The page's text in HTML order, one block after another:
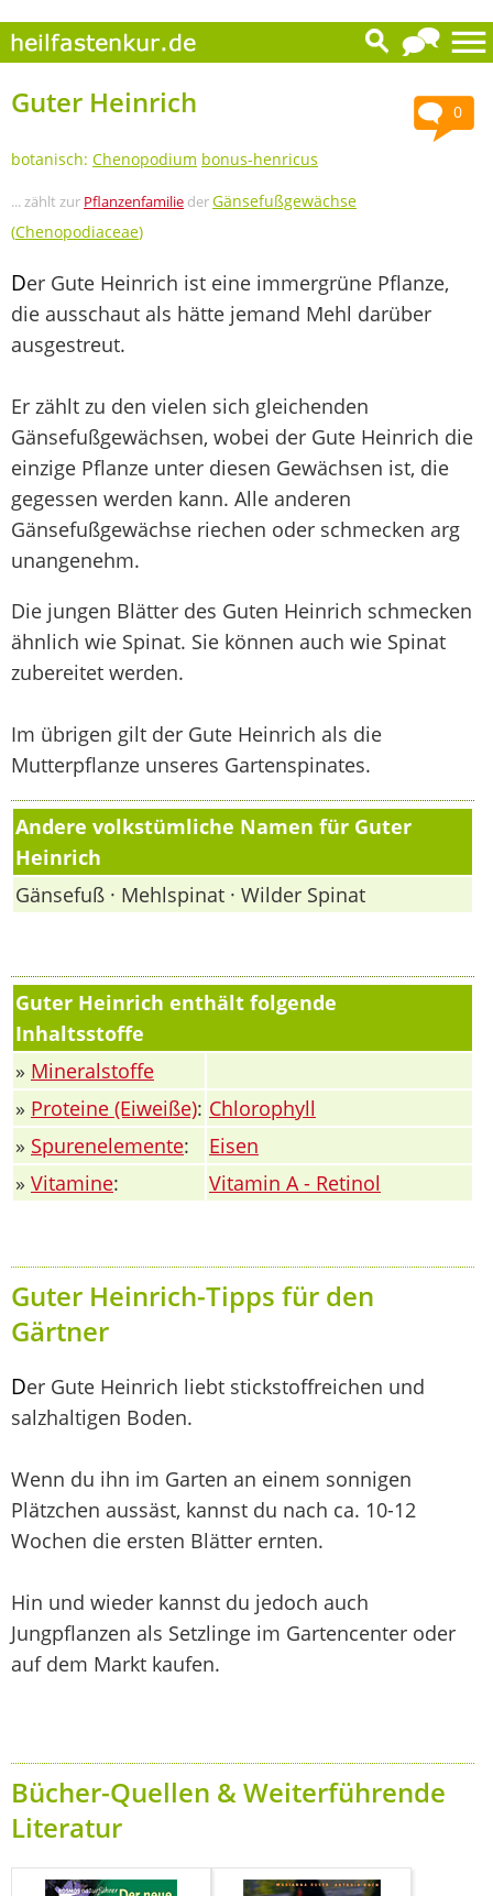
0
Guter Heinrich
botanisch: Chenopodium bonus-henricus
... zählt zur Pflanzenfamilie derGänsefußgewächse
(Chenopodiaceae)
Der Gute Heinrich ist eine immergrüne Pflanze,
die ausschaut als hätte jemand Mehl darüber
ausgestreut.
Er zählt zu den vielen sich gleichenden
Gänsefußgewächsen, wobei der Gute Heinrich die
einzige Pflanze unter diesen Gewächsen ist, die
gegessen werden kann. Alle anderen
Gänsefußgewächse riechen oder schmecken arg
unangenehm.
Die jungen Blätter des Guten Heinrich schmecken
ähnlich wie Spinat. Sie können auch wie Spinat
zubereitet werden.
Im übrigen gilt der Gute Heinrich als die
Mutterpflanze unseres Gartenspinates.
Andere volkstümliche Namen für Guter
Heinrich
Gänsefuß · Mehlspinat · Wilder Spinat
Guter Heinrich enthält folgende
Inhaltsstoffe
» Mineralstoffe
» Proteine (Eiweiße): Chlorophyll
» Spurenelemente:
Eisen
» Vitamine: Vitamin A - Retinol
Guter Heinrich-Tipps für den
Gärtner
Der Gute Heinrich liebt stickstoffreichen und
salzhaltigen Boden.
Wenn du ihn im Garten an einem sonnigen
Plätzchen aussäst, kannst du nach ca. 10-12
Wochen die ersten Blätter ernten.
Hin und wieder kannst du jedoch auch
Jungpflanzen als Setzlinge im Gartencenter oder
auf dem Markt kaufen.
Bücher-Quellen & Weiterführende
Literatur